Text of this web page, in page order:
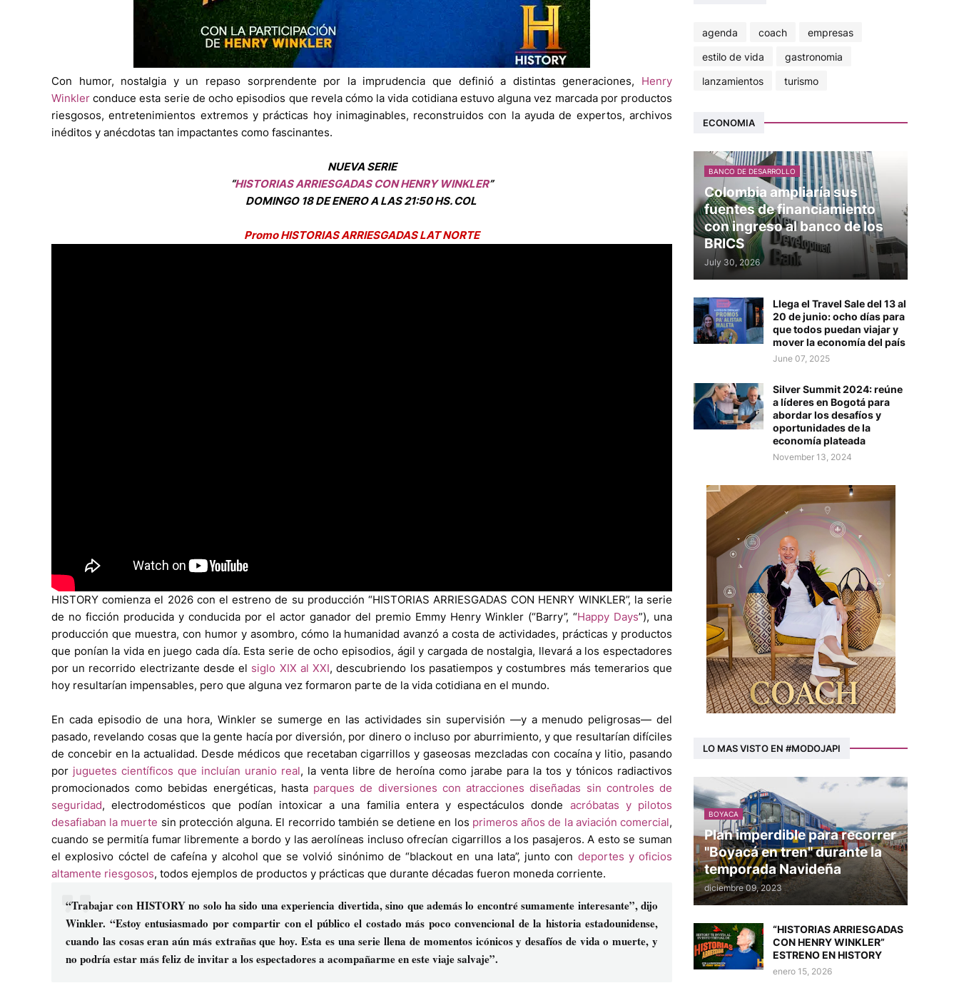
Con humor, nostalgia y un repaso sorprendente por la imprudencia que definió a distintas generaciones, Henry
Winkler conduce esta serie de ocho episodios que revela cómo la vida cotidiana estuvo alguna vez marcada por productos
riesgosos, entretenimientos extremos y prácticas hoy inimaginables, reconstruidos con la ayuda de expertos, archivos
inéditos y anécdotas tan impactantes como fascinantes.
NUEVA SERIE
“HISTORIAS ARRIESGADAS CON HENRY WINKLER”
DOMINGO 18 DE ENERO A LAS 21:50 HS. COL
Promo HISTORIAS ARRIESGADAS LAT NORTE
HISTORY comienza el 2026 con el estreno de su producción “HISTORIAS ARRIESGADAS CON HENRY WINKLER”, la serie
de no ficción producida y conducida por el actor ganador del premio Emmy Henry Winkler (“Barry”, “Happy Days”), una
producción que muestra, con humor y asombro, cómo la humanidad avanzó a costa de actividades, prácticas y productos
que ponían la vida en juego cada día. Esta serie de ocho episodios, ágil y cargada de nostalgia, llevará a los espectadores
por un recorrido electrizante desde el siglo XIX al XXI, descubriendo los pasatiempos y costumbres más temerarios que
hoy resultarían impensables, pero que alguna vez formaron parte de la vida cotidiana en el mundo.
En cada episodio de una hora, Winkler se sumerge en las actividades sin supervisión —y a menudo peligrosas— del
pasado, revelando cosas que la gente hacía por diversión, por dinero o incluso por aburrimiento, y que resultarían difíciles
de concebir en la actualidad. Desde médicos que recetaban cigarrillos y gaseosas mezcladas con cocaína y litio, pasando
por juguetes científicos que incluían uranio real, la venta libre de heroína como jarabe para la tos y tónicos radiactivos
promocionados como bebidas energéticas, hasta parques de diversiones con atracciones diseñadas sin controles de
seguridad, electrodomésticos que podían intoxicar a una familia entera y espectáculos donde acróbatas y pilotos
desafiaban la muerte sin protección alguna. El recorrido también se detiene en los primeros años de la aviación comercial,
cuando se permitía fumar libremente a bordo y las aerolíneas incluso ofrecían cigarrillos a los pasajeros. A esto se suman
el explosivo cóctel de cafeína y alcohol que se volvió sinónimo de “blackout en una lata”, junto con deportes y oficios
altamente riesgosos, todos ejemplos de productos y prácticas que durante décadas fueron moneda corriente.
“Trabajar con HISTORY no solo ha sido una experiencia divertida, sino que además lo encontré sumamente interesante”, dijo
Winkler. “Estoy entusiasmado por compartir con el público el costado más poco convencional de la historia estadounidense,
cuando las cosas eran aún más extrañas que hoy. Esta es una serie llena de momentos icónicos y desafíos de vida o muerte, y
no podría estar más feliz de invitar a los espectadores a acompañarme en este viaje salvaje”.
agenda coach
empresas
estilo de vida
gastronomia
lanzamientos
turismo
ECONOMIA
BANCO DE DESARROLLO
Colombia ampliaría sus
fuentes de financiamiento
con ingreso al banco de los
BRICS
July 30, 2026
Llega el Travel Sale del 13 al
20 de junio: ocho días para
que todos puedan viajar y
mover la economía del país
June 07, 2025
Silver Summit 2024: reúne
a líderes en Bogotá para
abordar los desafíos y
oportunidades de la
economía plateada
November 13, 2024
LO MAS VISTO EN #MODOJAPI
BOYACA
Plan imperdible para recorrer
"Boyacá en tren" durante la
temporada Navideña
diciembre 09, 2023
“HISTORIAS ARRIESGADAS
CON HENRY WINKLER”
ESTRENO EN HISTORY
enero 15, 2026